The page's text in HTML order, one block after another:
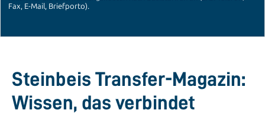
Steinbeis Transfer-Magazin:
Wissen, das verbindet